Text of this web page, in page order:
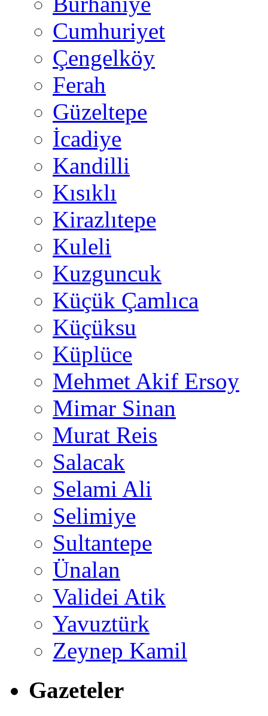
Cumhuriyet
Çengelköy
Ferah
Güzeltepe
İcadiye
Kandilli
Kısıklı
Kirazlıtepe
Kuleli
Kuzguncuk
Küçük Çamlıca
Küçüksu
Küplüce
Mehmet Akif Ersoy
Mimar Sinan
Murat Reis
Salacak
Selami Ali
Selimiye
Sultantepe
Ünalan
Validei Atik
Yavuztürk
Zeynep Kamil
Gazeteler